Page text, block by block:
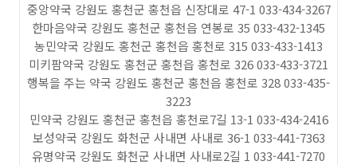
중앙약국 강원도 홍천군 홍천읍 신장대로 47-1 033-434-3267
한마음약국 강원도 홍천군 홍천읍 연봉로 35 033-432-1345
농민약국 강원도 홍천군 홍천읍 홍천로 315 033-433-1413
미키팜약국 강원도 홍천군 홍천읍 홍천로 326 033-433-3721
행복을 주는 약국 강원도 홍천군 홍천읍 홍천로 328 033-435-
3223
민약국 강원도 홍천군 홍천읍 홍천로7길 13-1 033-434-2416
보성약국 강원도 화천군 사내면 사내로 36-1 033-441-7363
유명약국 강원도 화천군 사내면 사내로2길 1 033-441-7270